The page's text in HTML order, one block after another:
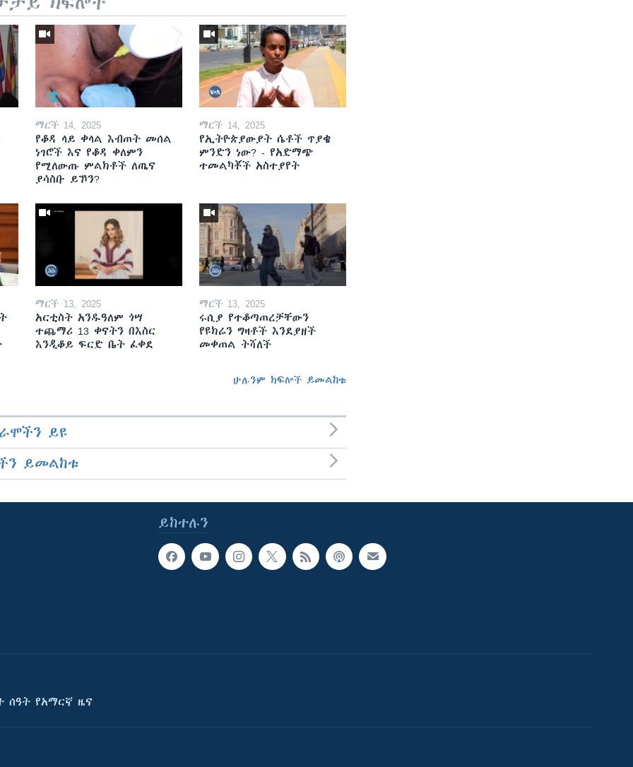
ማርች 14, 2025
የቆዳ ላይ ቀላል እብጠት መሰል
ነገሮች እና የቆዳ ቀለምን
የሚለውጡ ምልክቶች ለጤና
ያሳስቡ ይኾን?
ማርች 14, 2025
የኢትዮጵያውያት ሴቶች ጥያቄ
ምንድን ነው? - የአድማጭ
ተመልካቾች አስተያየት
ማርች 13, 2025
አርቲስት አንዱዓለም ጎሣ
ተጨማሪ 13 ቀናትን በእስር
እንዲቆይ ፍርድ ቤት ፈቀደ
ማርች 13, 2025
ሩሲያ የተቆጣጠረቻቸውን
የዩክሬን ግዛቶች እንደያዘች
መቀጠል ትሻለች
ሁሉንም ክፍሎች ይመልከቱ
ይዩ
ይመልከቱ
ይከተሉን
ሰዓት የአማርኛ ዜና